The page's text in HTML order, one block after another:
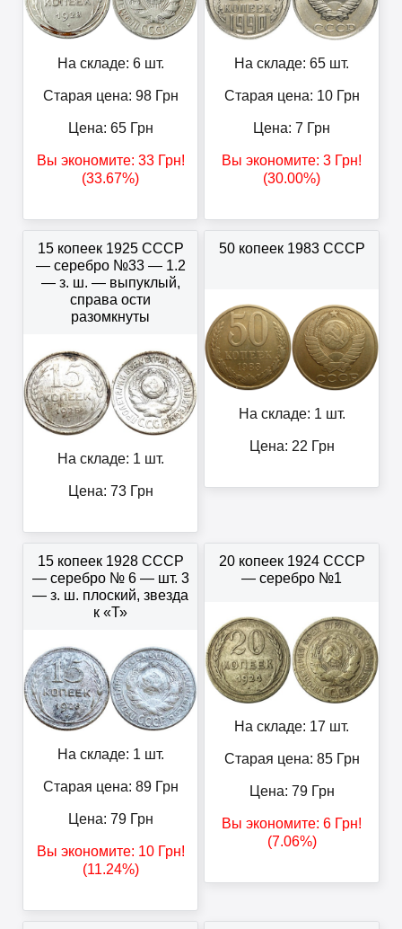
На складе: 6 шт.
Старая цена: 98Грн
Цена: 65Грн
Вы экономите: 33Грн!
(33.67%)
На складе: 65 шт.
Старая цена: 10Грн
Цена: 7 Грн
Вы экономите: 3 Грн!
(30.00%)
15 копеек 1925 СССР
— серебро №33 — 1.2
— з. ш. — выпуклый,
справа ости
разомкнуты
На складе: 1 шт.
Цена: 73Грн
50 копеек 1983 СССР
На складе: 1 шт.
Цена: 22 Грн
15 копеек 1928 СССР
— серебро № 6 — шт. 3
— з. ш. плоский, звезда
к «Т»
На складе: 1 шт.
Старая цена: 89Грн
Цена: 79Грн
Вы экономите: 10Грн!
(11.24%)
20 копеек 1924 СССР
— серебро №1
На складе: 17 шт.
Старая цена: 85Грн
Цена: 79Грн
Вы экономите: 6 Грн!
(7.06%)